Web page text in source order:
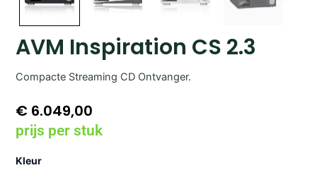
AVM Inspiration CS 2.3
Compacte Streaming CD Ontvanger.
€ 6.049,00
prijs per stuk
Kleur
AVM